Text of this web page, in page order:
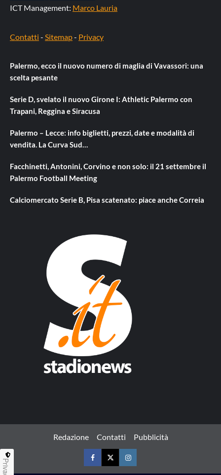
ICT Management: Marco Lauria
Contatti - Sitemap- Privacy
Palermo, ecco il nuovo numero di maglia di Vavassori: una
scelta pesante
Serie D, svelato il nuovo Girone I: Athletic Palermo con
Trapani, Reggina e Siracusa
Palermo – Lecce: info biglietti, prezzi, date e modalità di
vendita. La Curva Sud…
Facchinetti, Antonini, Corvino e non solo: il 21 settembre il
Palermo Football Meeting
Calciomercato Serie B, Pisa scatenato: piace anche Correia
Redazione Contatti Pubblicità
FacebookTwitterInstagram
Privacy